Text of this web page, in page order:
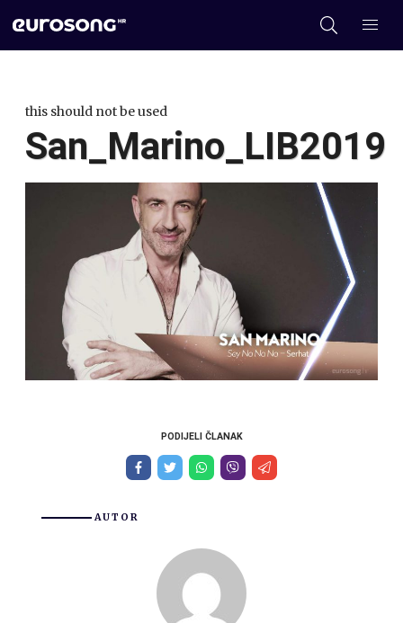
this should not be used
San_Marino_LIB2019
PODIJELI ČLANAK
AUTOR